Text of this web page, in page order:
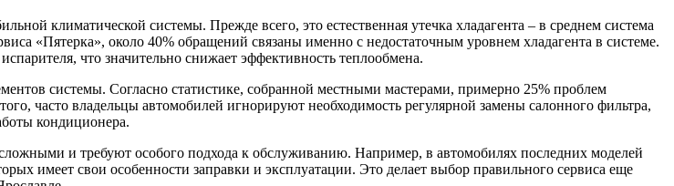
климатической системы. Прежде всего, это естественная утечка хладагента – в среднем система
«Пятерка», около 40% обращений связаны именно с недостаточным уровнем хладагента в системе.
что значительно снижает эффективность теплообмена.
системы. Согласно статистике, собранной местными мастерами, примерно 25% проблем
часто владельцы автомобилей игнорируют необходимость регулярной замены салонного фильтра,
кондиционера.
и требуют особого подхода к обслуживанию. Например, в автомобилях последних моделей
имеет свои особенности заправки и эксплуатации. Это делает выбор правильного сервиса еще